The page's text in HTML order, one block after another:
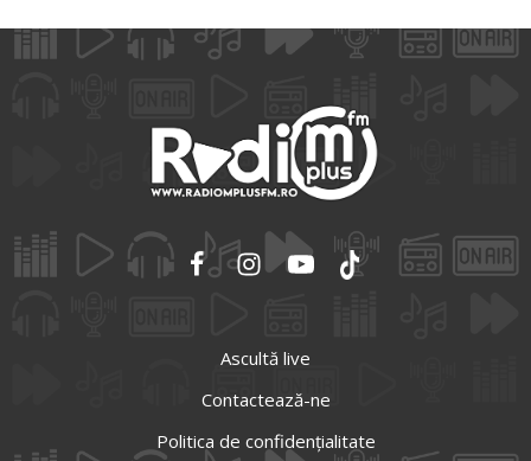
Ascultă live
Contactează-ne
Politica de confidențialitate